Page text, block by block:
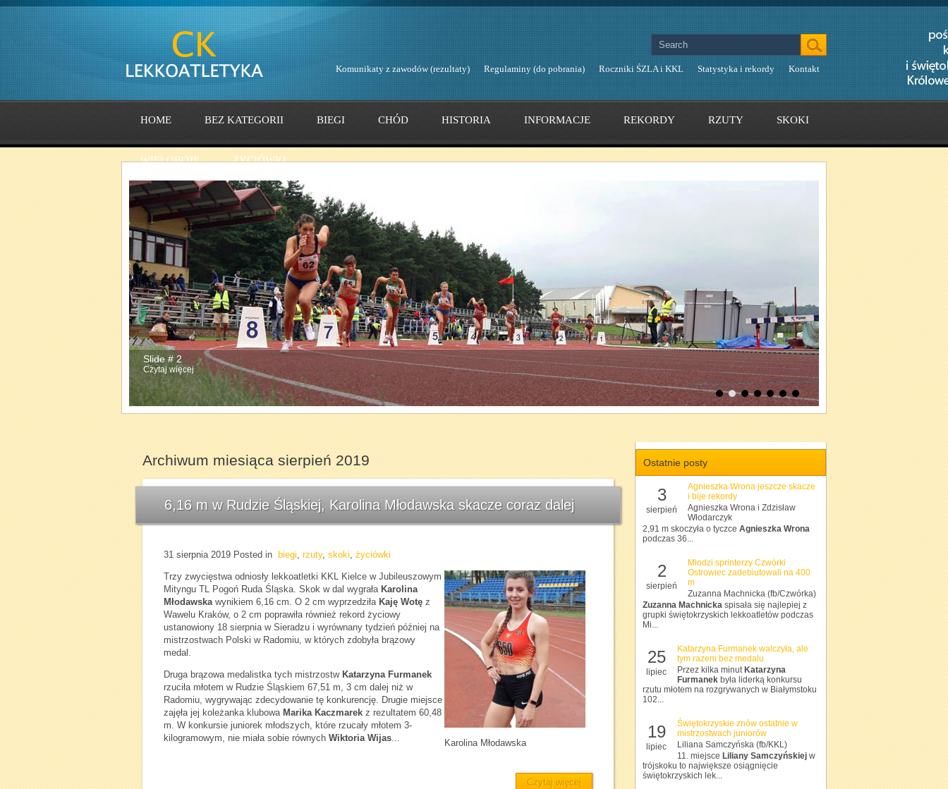
Komunikaty z zawodów (rezultaty) Regulaminy (do pobrania) Roczniki ŚZLA i KKL Statystyka i rekordy Kontakt
HOME BEZ KATEGORII BIEGI CHÓD HISTORIA INFORMACJE REKORDY RZUTY SKOKI
WIELOBOJE ŻYCIÓWKI
Slide # 2
Czytaj więcej
1 2 3 5 6 7
Ostatnie posty
3
sierpień
Agnieszka Wrona jeszcze skacze
i bije rekordy
Agnieszka Wrona i Zdzisław
Włodarczyk
2,91 m skoczyła o tyczce Agnieszka Wrona
podczas 36...
2
sierpień
Młodzi sprinterzy Czwórki
Ostrowiec zadebiutowali na 400
m
Zuzanna Machnicka (fb/Czwórka)
Zuzanna Machnicka spisała się najlepiej z
grupki świętokrzyskich lekkoatletów podczas
Mi...
25
lipiec
Katarzyna Furmanek walczyła, ale
tym razem bez medalu
Przez kilka minut Katarzyna
Furmanek była liderką konkursu
rzutu młotem na rozgrywanych w Białymstoku
102...
19
lipiec
Świętokrzyskie znów ostatnie w
mistrzostwach juniorów
Liliana Samczyńska (fb/KKL)
11. miejsce Liliany Samczyńskiej w
trójskoku to największe osiągnięcie
świętokrzyskich lek...
Archiwum miesiąca sierpień 2019
6,16 m w Rudzie Śląskiej, Karolina Młodawska skacze coraz dalej
31 sierpnia 2019 Posted in biegi, rzuty, skoki, życiówki
Karolina Młodawska
Trzy zwycięstwa odniosły lekkoatletki KKL Kielce w Jubileuszowym
Mityngu TL Pogoń Ruda Śląska. Skok w dal wygrała Karolina
Młodawskawynikiem 6,16 cm. O 2 cm wyprzedziła Kaję Wotę z
Wawelu Kraków, o 2 cm poprawiła również rekord życiowy
ustanowiony 18 sierpnia w Sieradzu i wyrównany tydzień później na
mistrzostwach Polski w Radomiu, w których zdobyła brązowy
medal.
Druga brązowa medalistka tych mistrzostw Katarzyna Furmanek
rzuciła młotem w Rudzie Śląskiem 67,51 m, 3 cm dalej niż w
Radomiu, wygrywając zdecydowanie tę konkurencję. Drugie miejsce
zajęła jej koleżanka klubowa Marika Kaczmarek z rezultatem 60,48
m. W konkursie juniorek młodszych, które rzucały młotem 3-
kilogramowym, nie miała sobie równych Wiktoria Wijas...
Czytaj więcej